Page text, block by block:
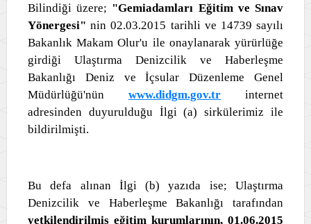
Bilindiği üzere; "Gemiadamları Eğitim ve Sınav
Yönergesi"nin 02.03.2015 tarihli ve 14739 sayılı
Bakanlık Makam Olur'u ile onaylanarak yürürlüğe
girdiği Ulaştırma Denizcilik ve Haberleşme
Bakanlığı Deniz ve İçsular Düzenleme Genel
Müdürlüğü'nün www.didgm.gov.tr internet
adresinden duyurulduğu İlgi (a) sirkülerimiz ile
bildirilmişti.
Bu defa alınan İlgi (b) yazıda ise; Ulaştırma
Denizcilik ve Haberleşme Bakanlığı tarafından
yetkilendirilmiş eğitim kurumlarının, 01.06.2015